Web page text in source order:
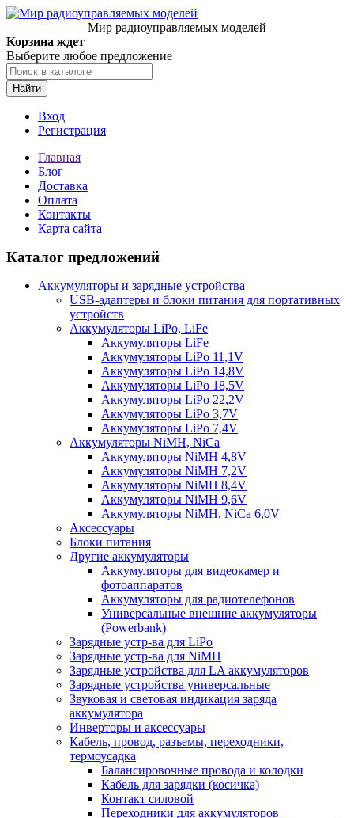
Мир радиоуправляемых моделей
Корзина ждет
Выберите любое предложение
Найти
Вход
Регистрация
Главная
Блог
Доставка
Оплата
Контакты
Карта сайта
Каталог предложений
Аккумуляторы и зарядные устройства
USB-адаптеры и блоки питания для портативных
устройств
Аккумуляторы LiPo, LiFe
Аккумуляторы LiFe
Аккумуляторы LiPo 11,1V
Аккумуляторы LiPo 14,8V
Аккумуляторы LiPo 18,5V
Аккумуляторы LiPo 22,2V
Аккумуляторы LiPo 3,7V
Аккумуляторы LiPo 7,4V
Аккумуляторы NiMH, NiCa
Аккумуляторы NiMH 4,8V
Аккумуляторы NiMH 7,2V
Аккумуляторы NiMH 8,4V
Аккумуляторы NiMH 9,6V
Аккумуляторы NiMH, NiCa 6,0V
Аксессуары
Блоки питания
Другие аккумуляторы
Аккумуляторы для видеокамер и
фотоаппаратов
Аккумуляторы для радиотелефонов
Универсальные внешние аккумуляторы
(Powerbank)
Зарядные устр-ва для LiPo
Зарядные устр-ва для NiMH
Зарядные устройства для LA аккумуляторов
Зарядные устройства универсальные
Звуковая и световая индикация заряда
аккумулятора
Инверторы и аксессуары
Кабель, провод, разъемы, переходники,
термоусадка
Балансировочные провода и колодки
Кабель для зарядки (косичка)
Контакт силовой
Переходники для аккумуляторов